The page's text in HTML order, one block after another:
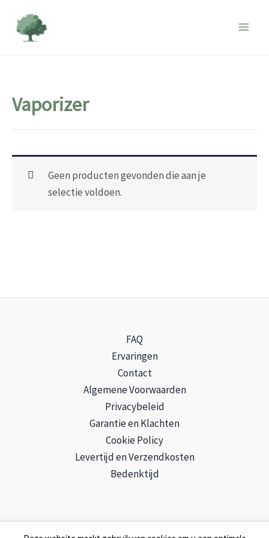
naar
inhoud
Vaporizer
Geen producten gevonden die aan je
selectie voldoen.
FAQ
Ervaringen
Contact
Algemene Voorwaarden
Privacybeleid
Garantie en Klachten
Cookie Policy
Levertijd en Verzendkosten
Bedenktijd